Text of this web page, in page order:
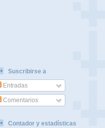
Suscribirse a
Entradas
Comentarios
Contador y estadísticas